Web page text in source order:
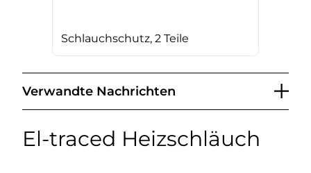
Schlauchschutz, 2 Teile
Verwandte Nachrichten
El-traced Heizschläuch